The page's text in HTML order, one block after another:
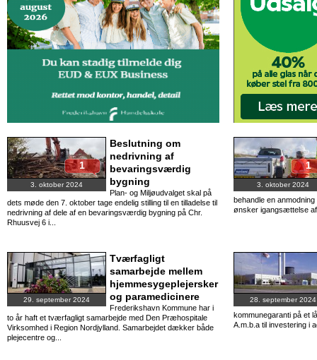
3. oktober 2024
1
Beslutning om
nedrivning af
bevaringsværdig
bygning
Plan- og Miljøudvalget skal på
dets møde den 7. oktober tage endelig stilling til en tilladelse til
nedrivning af dele af en bevaringsværdig bygning på Chr.
Rhuusvej 6 i...
3. oktober 2024
1
behandle en
ønsker igangsættelse
29. september 2024
Tværfagligt
samarbejde mellem
hjemmesygeplejersker
og paramedicinere
Frederikshavn Kommune har i
to år haft et tværfagligt samarbejde med Den Præhospitale
Virksomhed i Region Nordjylland. Samarbejdet dækker både
plejecentre og...
28. september 2024
kommunegaranti på et
A.m.b.a til investering i